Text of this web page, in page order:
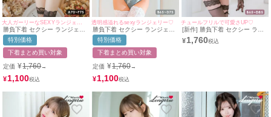
勝負下着 セクシー ランジェリ
ー スカラップリーフ刺繍レー
スソフトワイヤーブラ＆シアー
ショーツ2点セット
特別価格
下着まとめ買い対象
定価 ¥1,760→
¥1,100
透明感溢れるsexyランジェリー♡
勝負下着 セクシー ランジェリ
ー フラワー 刺繍 レース ビジ
ューチャーム ワイヤー ブラジ
ャー ショーツ 2点セット
特別価格
下着まとめ買い対象
定価 ¥1,760→
¥1,100
チュールフリルで可愛さUP♡
[新作] 勝負下着 セクシー ラン
ジェリー アンティーク 花柄 刺
繍 フロントレースアップ アイ
¥1,760